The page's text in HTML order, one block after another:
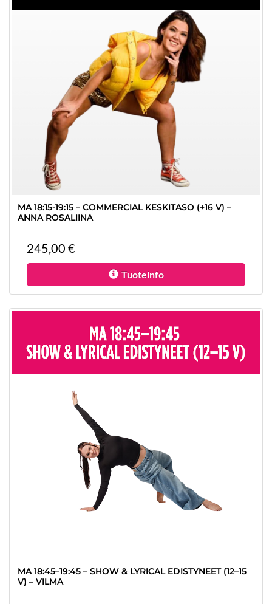
MA 18:15-19:15 – COMMERCIAL KESKITASO (+16 V) –
ANNA ROSALIINA
245,00 €
Tuoteinfo
MA 18:45–19:45 – SHOW & LYRICAL EDISTYNEET (12–15
V) – VILMA